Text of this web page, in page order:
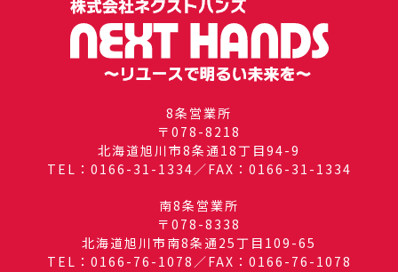
8条営業所
〒078-8218
北海道旭川市8条通18丁目94-9
TEL：0166-31-1334／FAX：0166-31-1334
南8条営業所
〒078-8338
北海道旭川市南8条通25丁目109-65
TEL：0166-76-1078／FAX：0166-76-1078